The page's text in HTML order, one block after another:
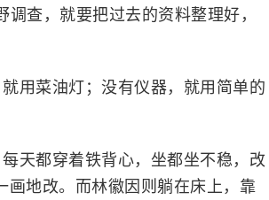
查，就要把过去的资料整理好，
用菜油灯；没有仪器，就用简单的
天都穿着铁背心，坐都坐不稳，改
画地改。而林徽因则躺在床上，靠